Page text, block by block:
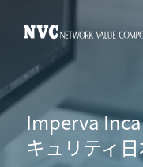
Imperva
キュリティ